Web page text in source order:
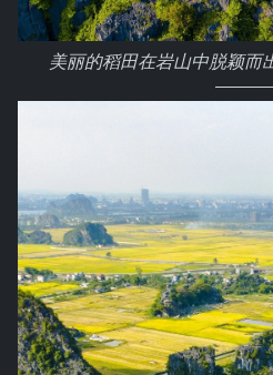
美丽的稻田在岩山中脱颖而